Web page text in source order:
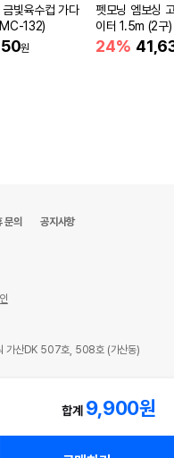
빛육수컵 가다
132)
원
펫모닝 엠보싱
이터 1.5m (2구)
24%
합계 9,900원
문의 공지사항
가산DK 507호, 508호 (가산동)